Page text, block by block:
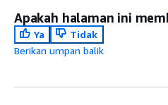
Apakah halaman ini
Ya
Tidak
Berikan umpan balik